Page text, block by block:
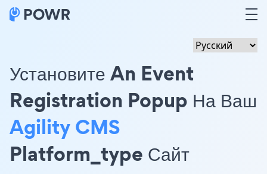
Установите An Event
Registration Popup На Ваш
Agility CMS
Platform_type Сайт